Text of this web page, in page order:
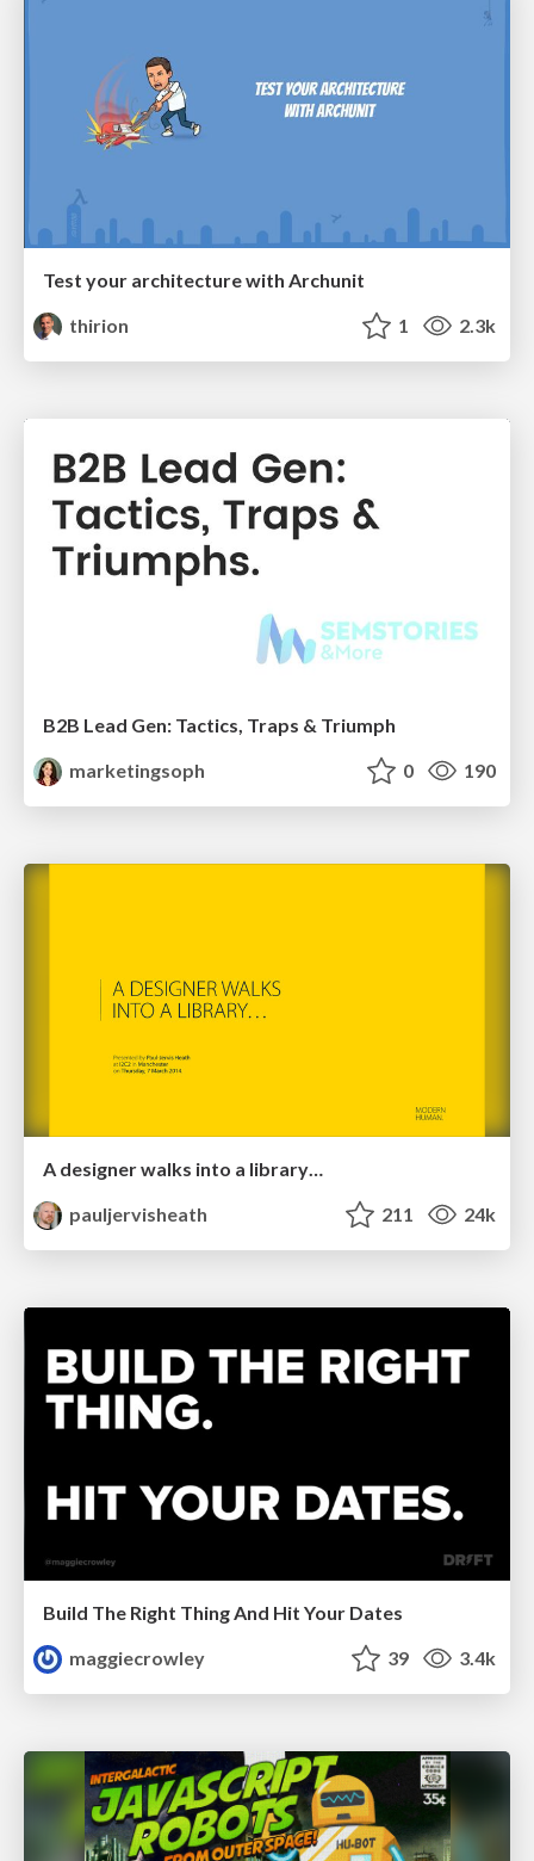
Test your architecture with Archunit
thirion
1 2.3k
B2B Lead Gen: Tactics, Traps & Triumph
marketingsoph
0 190
A designer walks into a library…
pauljervisheath
211 24k
Build The Right Thing And Hit Your Dates
maggiecrowley
39 3.4k